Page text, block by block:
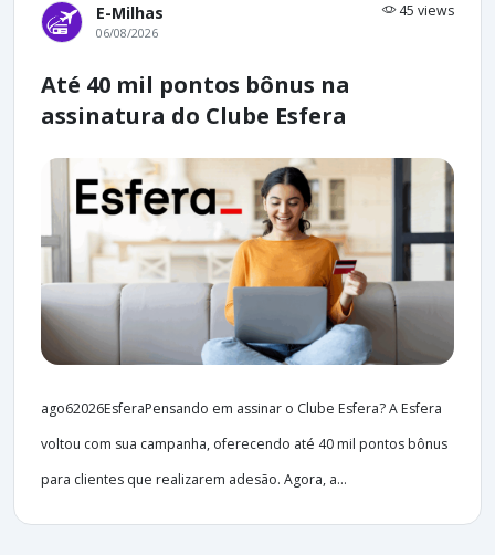
E-Milhas 45 views
06/08/2026
Até 40 mil pontos bônus na
assinatura do Clube Esfera
ago62026EsferaPensando em assinar o Clube Esfera? A Esfera
voltou com sua campanha, oferecendo até 40 mil pontos bônus
para clientes que realizarem adesão. Agora, a...